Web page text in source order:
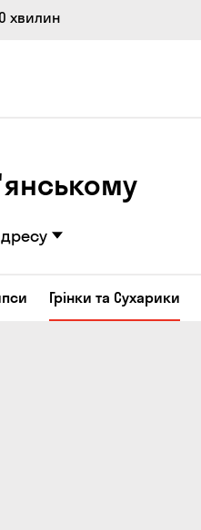
хвилин
Грінки та Сухарики